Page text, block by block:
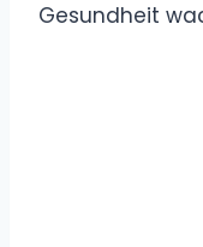
Gesundheit